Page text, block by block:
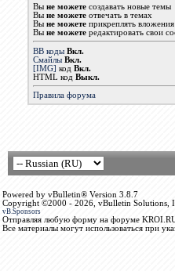
Вы не можетесоздавать новые темы
Вы не можетеотвечать в темах
Вы не можетеприкреплять вложения
Вы не можетередактировать свои
BB коды Вкл.
Смайлы Вкл.
[IMG] код Вкл.
HTML код Выкл.
Правила форума
Powered by vBulletin® Version 3.8.7
Copyright ©2000 - 2026, vBulletin Solutions,
vB.Sponsors
Отправляя любую форму на форуме KROI.RU
Все материалы могут использоваться при